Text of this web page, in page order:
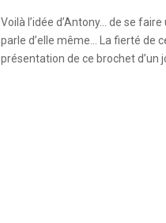
Voilà l’idée d’Antony… de se
parle d’elle même… La fierté de
présentation de ce brochet d’un